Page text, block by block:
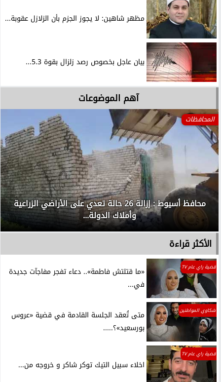
مظهر شاهين: لا يجوز الجزم بأن الزلازل عقوبة...
بيان عاجل بخصوص رصد زلزال بقوة 5.3...
آهم الموضوعات
المحافظات
محافظ أسيوط : إزالة 26 حالة تعدي على الأراضي الزراعية
وأملاك الدولة...
الأكثر قراءة
قضية راي عام TV
«ما قتلتش فاطمة».. دعاء تفجر مفاجآت جديدة
في...
شكاوي المواطنين
متى تُعقد الجلسة القادمة في قضية «عروس
بورسعيد»؟.....
قضية راي عام TV
اخلاء سبيل التيك توكر شاكر و خروجه من...